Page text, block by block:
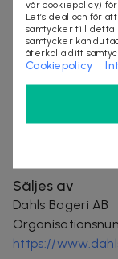
Dahls Bageri AB
hittar du bröd,
bland mycket
engagerad
Välkomna!
göteborg café
Säljes av
Dahls Bageri AB
https://
vår cookiepolicy)
Let’s deal och för
samtycker till detta
samtycker kan du
återkalla ditt
Cookiepolicy